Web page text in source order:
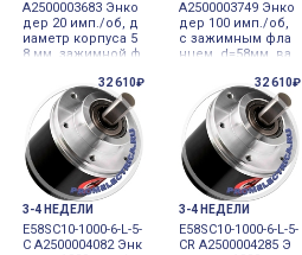
A2500003683 Энко
дер 20 имп./об, д
иаметр корпуса 5
8 мм, зажимной ф
ала 10 мм, 20 им
п./об., А, В, Z, ком
плементарный в
ыход, 12-24 В=
±5%, кабель без р
азъема 12-
A2500003749 Энко
дер 100 имп./об,
с зажимным фла
нцем, d=58мм, ва
инкрементальны
32 610₽
3-4 НЕДЕЛИ
E58SC10-1000-6-L-5-
C A2500004082 Энк
32 610₽
3-4 НЕДЕЛИ
E58SC10-1000-6-L-5-
CR A2500004285 Э